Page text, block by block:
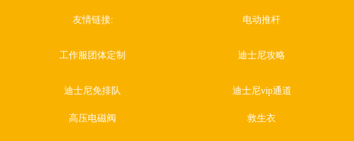
友情链接: 电动推杆
工作服团体定制 迪士尼攻略
迪士尼免排队 迪士尼vip通道
高压电磁阀 救生衣